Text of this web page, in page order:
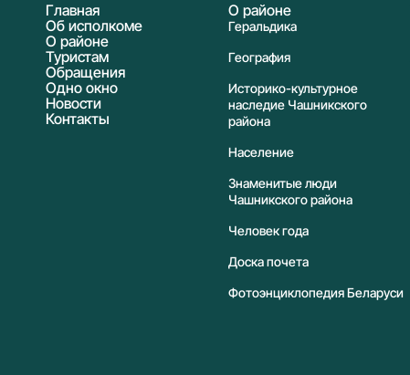
Главная
Об исполкоме
О районе
Туристам
Обращения
Одно окно
Новости
Контакты
О районе
Геральдика
География
Историко-культурное
наследие Чашникского
района
Население
Знаменитые люди
Чашникского района
Человек года
Доска почета
Фотоэнциклопедия Беларуси